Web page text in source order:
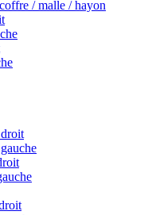
/ malle / hayon